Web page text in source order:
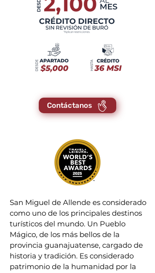
Contáctanos
San Miguel de Allende es considerado
como uno de los principales destinos
turísticos del mundo. Un Pueblo
Mágico, de los más bellos de la
provincia guanajuatense, cargado de
historia y tradición. Es considerado
patrimonio de la humanidad por la